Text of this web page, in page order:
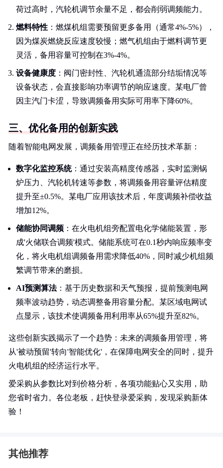
荷过高时，汽轮机调节余量不足，都会削弱调频能力。
燃料特性 ：燃煤机组需要预留更多备用（通常4%-5%），
因为煤炭燃烧反应速度较慢；燃气机组由于燃料调节更
灵活，备用容量可控制在3%-4%。
设备健康度 ：阀门密封性、汽轮机通流部分结垢情况等
设备状态，会直接影响功率调节的响应速度。某电厂曾
因主汽门卡涩，导致调频备用实际可用率下降60%。
三、优化备用的创新实践
随着智能电网发展，调频备用管理正在经历技术革新：
数字化监控系统：通过安装高精度传感器，实时监测锅
炉压力、汽轮机转速等参数，将调频备用容量评估精度
提升至±0.5%。某电厂应用该技术后，年度调频补偿收益
增加12%。
储能协同调频 ：在火电机组旁配置电化学储能装置，形
成'火储联合调频'模式。储能系统可在0.1秒内响应频率变
化，将火电机组调频备用需求降低40%，同时减少机组频
繁调节带来的磨损。
AI预测算法：基于历史数据和天气预报，提前预测电网
频率波动趋势，动态调整备用容量分配。某区域电网试
点显示，该技术使调频备用利用率从65%提升至82%。
这些创新实践揭示了一个趋势：未来的调频备用管理，将
从'被动预留'转向'智能优化'，在保障电网安全的同时，提升
火电机组的经济运行水平。
爱采购从参数比对到价格分析，各项功能贴心又实用，助
您省时省力。各位老板，赶快登录爱采购，发现采购新体
验！
其他推荐